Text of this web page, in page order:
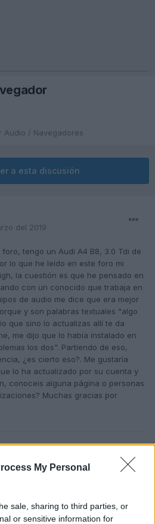
My Personal
sale, sharing to third parties, or
or sensitive information for
Audio / Navegadores
a esta discusión
del 2019
tengo un Audi A4 B8, 3.0 Tdi de
lo que he leído en este foro mi
la cuestión es que he pensado en
con un conocido que trabaja en
de audio me dice que era mejor
y son palabras textuales "algo
que sino lo actualizas allí te da
me dijo que lo había instalado en
los dos". Partiendo de eso,
¿es cierto eso?. Me gustaría
lo ha actualizado por su cuenta y
conoceis alguna página o personas
Muchas gracias por